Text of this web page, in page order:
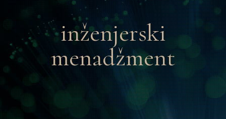
inženjerski
menadžment